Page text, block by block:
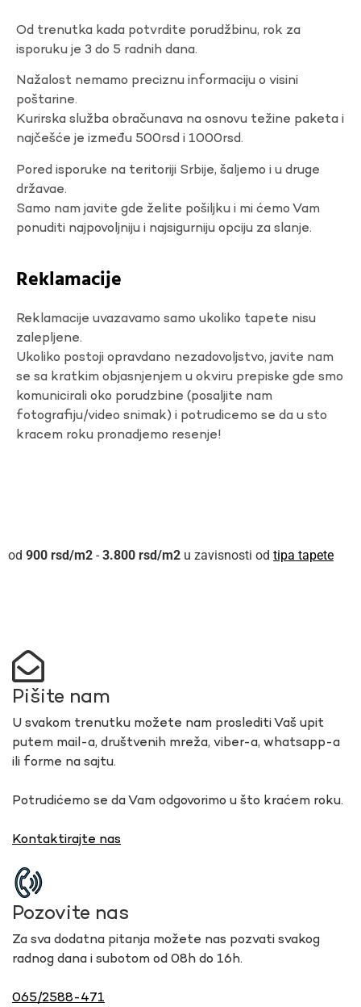
Od trenutka kada potvrdite porudžbinu, rok za
isporuku je 3 do 5 radnih dana.
Nažalost nemamo preciznu informaciju o visini
poštarine.
Kurirska služba obračunava na osnovu težine paketa i
najčešće je između 500rsd i 1000rsd.
Pored isporuke na teritoriji Srbije, šaljemo i u druge
državae.
Samo nam javite gde želite pošiljku i mi ćemo Vam
ponuditi najpovoljniju i najsigurniju opciju za slanje.
Reklamacije
Reklamacije uvazavamo samo ukoliko tapete nisu
zalepljene.
Ukoliko postoji opravdano nezadovoljstvo, javite nam
se sa kratkim objasnjenjem u okviru prepiske gde smo
komunicirali oko porudzbine (posaljite nam
fotografiju/video snimak) i potrudicemo se da u sto
kracem roku pronadjemo resenje!
900 rsd - 3.800 rsd u zavisnosti od tipa tapete
Pišite nam
U svakom trenutku možete nam proslediti Vaš upit
putem mail-a, društvenih mreža, viber-a, whatsapp-a
ili forme na sajtu.
Potrudićemo se da Vam odgovorimo u što kraćem roku.
Kontaktirajte nas
Pozovite nas
Za sva dodatna pitanja možete nas pozvati svakog
radnog dana i subotom od 08h do 16h.
065/2588-471